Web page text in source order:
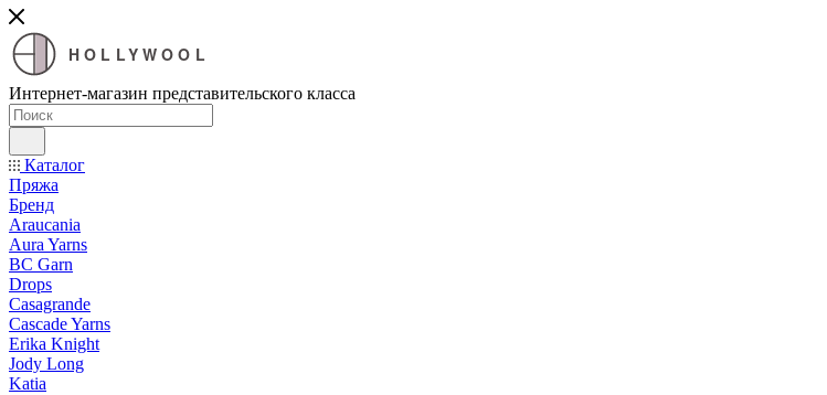
HOLLYWOOL
Интернет-магазин представительского класса
Каталог
Пряжа
Бренд
Araucania
Aura Yarns
BC Garn
Drops
Casagrande
Cascade Yarns
Erika Knight
Jody Long
Katia